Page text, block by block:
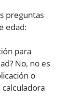
preguntas
edad:
para
No, no es
o